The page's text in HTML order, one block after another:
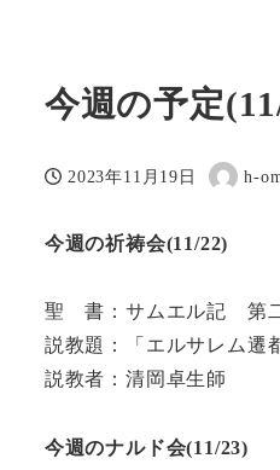
今週の予定
投稿日
2023年11月19日
著
h-
今週の祈祷会(11/22)
聖 書：サムエル記 第
説教題：「エルサレム遷
説教者：清岡卓生師
今週のナルド会(11/23)